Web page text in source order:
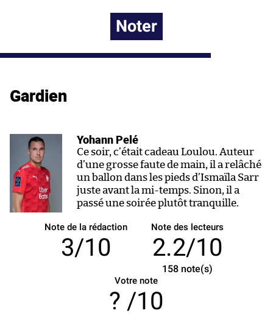
Noter
Gardien
Yohann Pelé
Ce soir, c’était cadeau Loulou. Auteur
d’une grosse faute de main, il a relâché
un ballon dans les pieds d’Ismaïla Sarr
juste avant la mi-temps. Sinon, il a
passé une soirée plutôt tranquille.
Note de la rédaction
3/10
Note des lecteurs
2.2/10
158note(s)
Votre note
/10